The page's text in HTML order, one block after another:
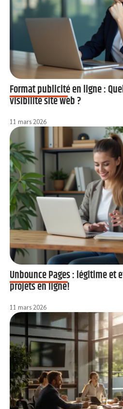
Format publicité en ligne :
visibilité site web ?
11 mars 2026
Unbounce Pages : légitime et
projets en ligne!
11 mars 2026